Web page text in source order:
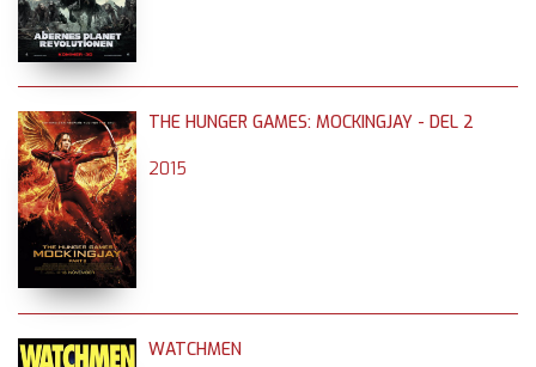
THE HUNGER GAMES: MOCKINGJAY - DEL 2
2015
WATCHMEN